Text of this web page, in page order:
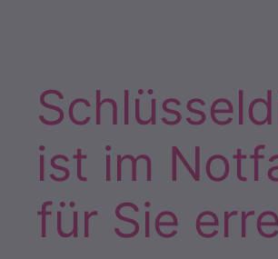
ist im
für Sie